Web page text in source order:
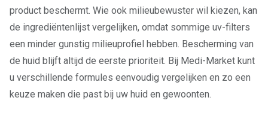
product beschermt. Wie ook milieubewuster wil kiezen, kan
de ingrediëntenlijst vergelijken, omdat sommige uv-filters
een minder gunstig milieuprofiel hebben. Bescherming van
de huid blijft altijd de eerste prioriteit. Bij Medi-Market kunt
u verschillende formules eenvoudig vergelijken en zo een
keuze maken die past bij uw huid en gewoonten.